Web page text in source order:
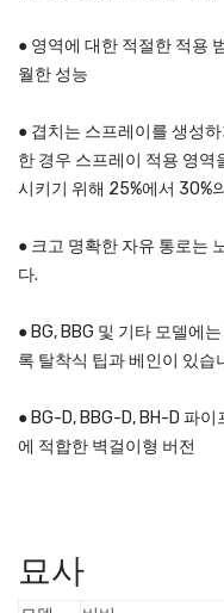
● 영역에 대한 적절한 적용
월한 성능
● 겹치는 스프레이를 생성
한 경우 스프레이 적용 영역
시키기 위해 25%에서 30%
● 크고 명확한 자유 통로는
다.
● BG, BBG 및 기타 모델에
록 탈착식 팁과 베인이 있습
● BG-D, BBG-D, BH-D 파
에 적합한 벽걸이형 버전
묘사